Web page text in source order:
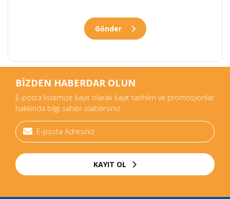
Gönder
BİZDEN HABERDAR OLUN
E-posta listemize kayıt olarak kayıt tarihleri ve promosyonlar
hakkında bilgi sahibi olabilirsiniz.
KAYIT OL